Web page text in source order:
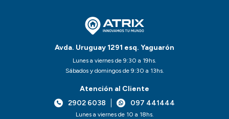
Avda. Uruguay 1291 esq. Yaguarón
Lunes a viernes de 9:30 a 19hs.
Sábados y domingos de 9:30 a 13hs.
Atención al Cliente
2902 6038
097 441444
Lunes a viernes de 10 a 18hs.